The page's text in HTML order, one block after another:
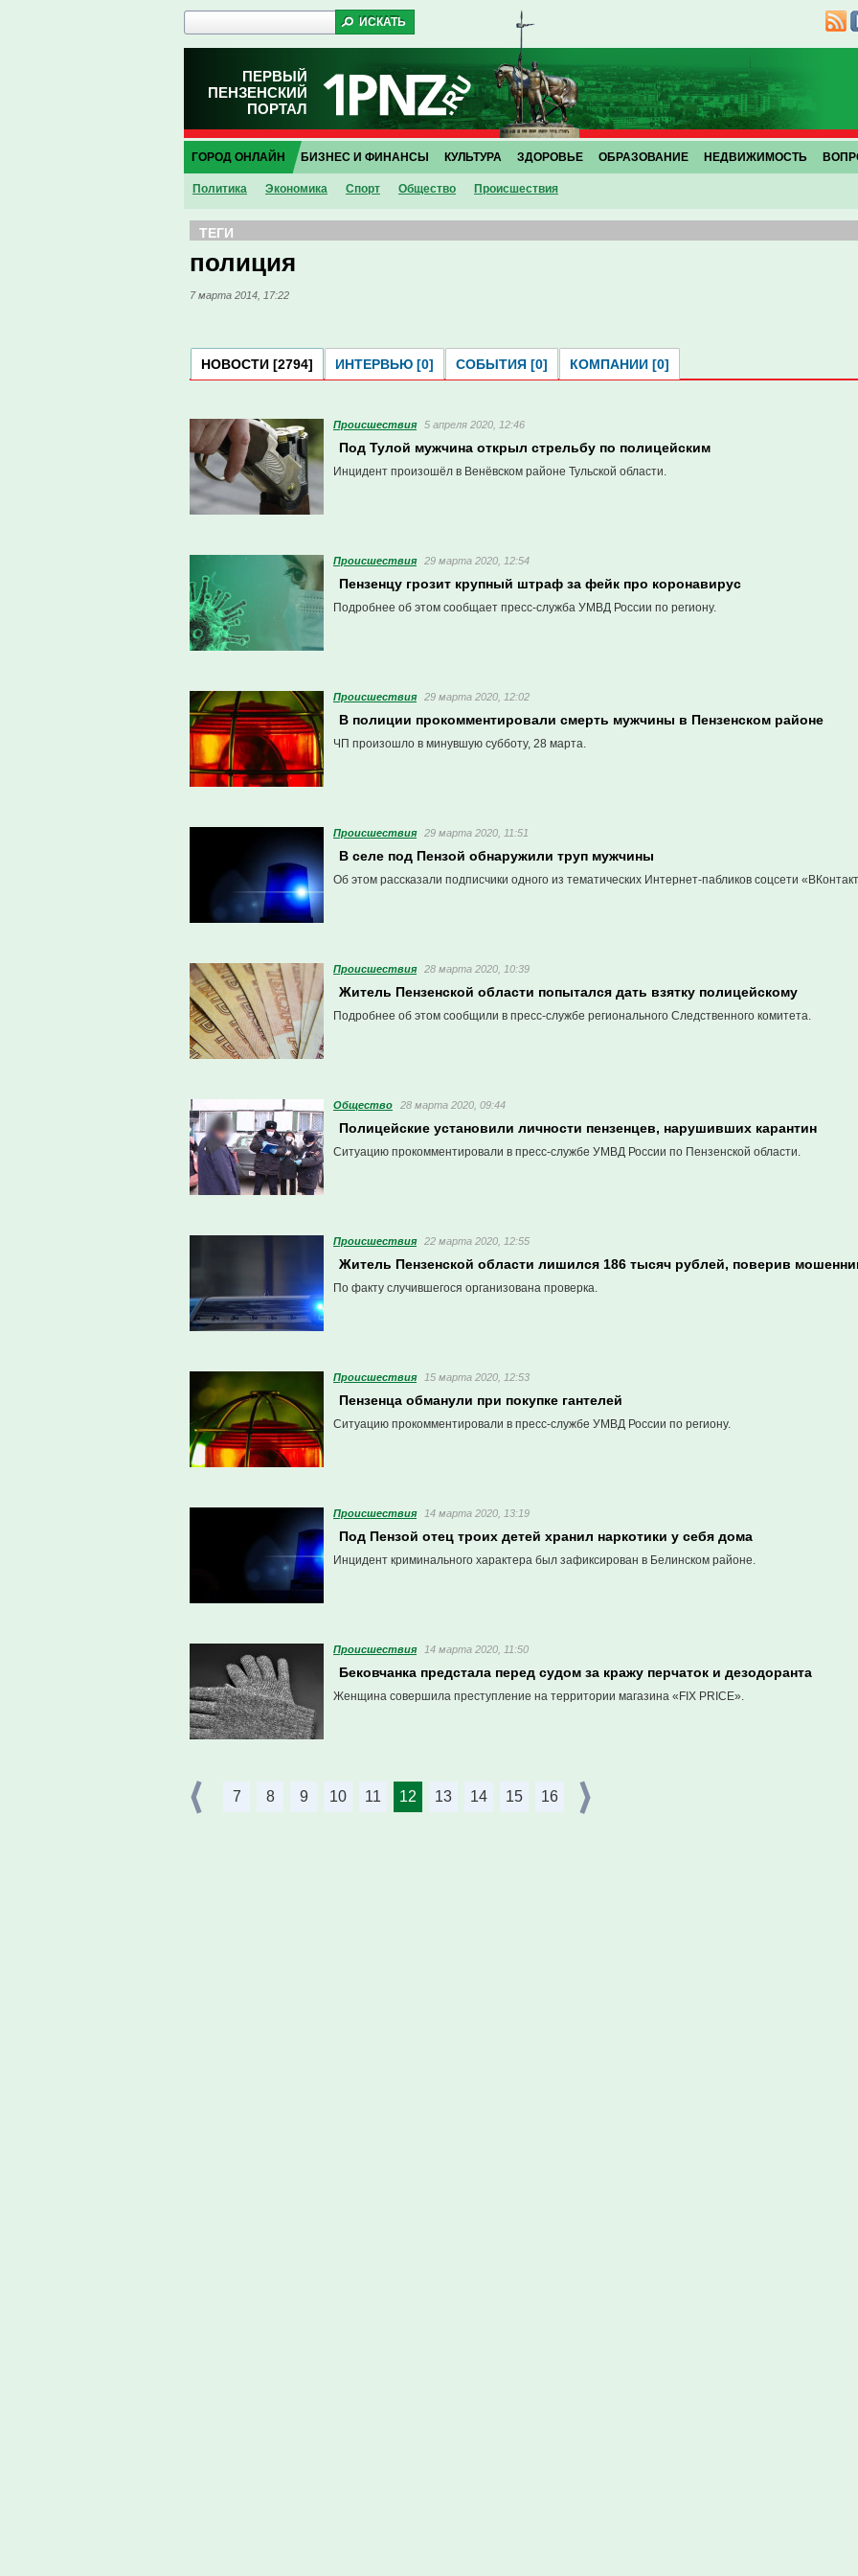
ПЕРВЫЙ
ПЕНЗЕНСКИЙ
ПОРТАЛ
ГОРОД ОНЛАЙН
Политика Экономика Спорт Общество Проиcшествия
БИЗНЕС И ФИНАНСЫ КУЛЬТУРА ЗДОРОВЬЕ ОБРАЗОВАНИЕ НЕДВИЖИМОСТЬ
ТЕГИ
полиция
7 марта 2014, 17:22
НОВОСТИ [2794] ИНТЕРВЬЮ [0] СОБЫТИЯ [0] КОМПАНИИ [0]
Проиcшествия 5 апреля 2020, 12:46
Под Тулой мужчина открыл стрельбу по полицейским
Инцидент произошёл в Венёвском районе Тульской области.
Проиcшествия 29 марта 2020, 12:54
Пензенцу грозит крупный штраф за фейк про коронавирус
Подробнее об этом сообщает пресс-служба УМВД России по региону.
Проиcшествия 29 марта 2020, 12:02
В полиции прокомментировали смерть мужчины в Пензенском районе
ЧП произошло в минувшую субботу, 28 марта.
Проиcшествия 29 марта 2020, 11:51
В селе под Пензой обнаружили труп мужчины
Об этом рассказали подписчики одного из тематических Интернет-пабликов соцсети
Проиcшествия 28 марта 2020, 10:39
Житель Пензенской области попытался дать взятку полицейскому
Подробнее об этом сообщили в пресс-службе регионального Следственного комитета.
Общество 28 марта 2020, 09:44
Полицейские установили личности пензенцев, нарушивших карантин
Ситуацию прокомментировали в пресс-службе УМВД России по Пензенской области.
Проиcшествия 22 марта 2020, 12:55
Житель Пензенской области лишился 186 тысяч рублей, поверив
По факту случившегося организована проверка.
Проиcшествия 15 марта 2020, 12:53
Пензенца обманули при покупке гантелей
Ситуацию прокомментировали в пресс-службе УМВД России по региону.
Проиcшествия 14 марта 2020, 13:19
Под Пензой отец троих детей хранил наркотики у себя дома
Инцидент криминального характера был зафиксирован в Белинском районе.
Проиcшествия 14 марта 2020, 11:50
Бековчанка предстала перед судом за кражу перчаток и дезодоранта
Женщина совершила преступление на территории магазина «FIX PRICE».
7 8 9 10 11 12 13 14 15 16